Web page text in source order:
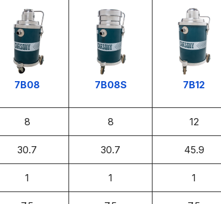
7B08 7B08S 7B12
8 8 12
30.7 30.7 45.9
1 1 1